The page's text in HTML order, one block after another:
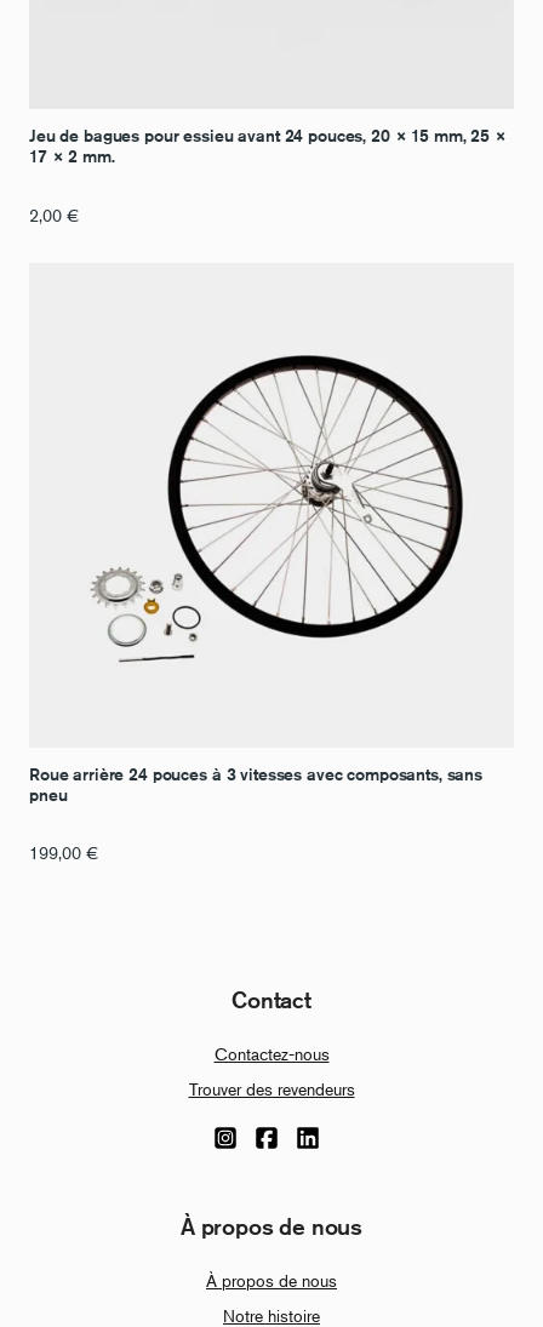
Jeu de bagues pour essieu avant 24 pouces, 20 × 15 mm, 25 ×
17 × 2 mm.
2,00 €
Roue arrière 24 pouces à 3 vitesses avec composants, sans
pneu
199,00 €
Contact
Contactez-nous
Trouver des revendeurs
À propos de nous
À propos de nous
Notre histoire